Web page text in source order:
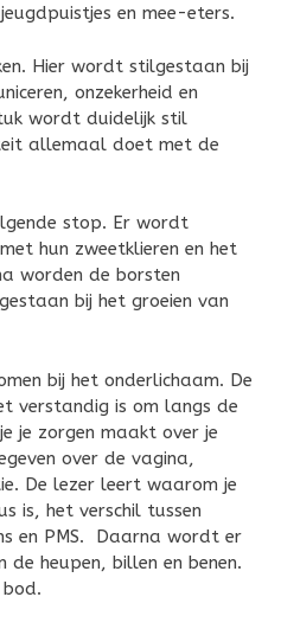
en mee-eters.
Hier wordt stilgestaan bij
onzekerheid en
wordt duidelijk stil
allemaal doet met de
stop. Er wordt
hun zweetklieren en het
worden de borsten
bij het groeien van
bij het onderlichaam. De
verstandig is om langs de
je zorgen maakt over je
over de vagina,
De lezer leert waarom je
is, het verschil tussen
en PMS. Daarna wordt er
heupen, billen en benen.